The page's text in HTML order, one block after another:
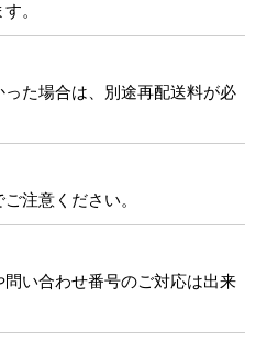
。
た場合は、別途再配送料が必
注意ください。
い合わせ番号のご対応は出来